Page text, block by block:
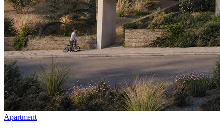
Apartment